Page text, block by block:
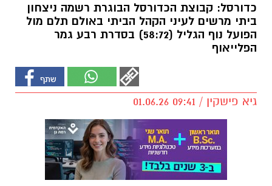
כדורסל: קבוצת הכדורסל הבוגרת רשמה ניצחון
ביתי מרשים לעיני הקהל הביתי באולם תלם מול
הפועל נוף הגליל (58:72) בסדרת רבע גמר
הפלייאוף
גיא פישקין / 09:41 01.06.26
חדשותגבעתיים
צעד חשוב בדרך להעפלת ליגה היסטורית? עירוני
אליצור גבעתיים אירחה אמש (ראשון) באולם תלם